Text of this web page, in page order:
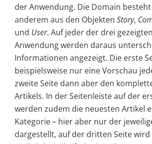
der Anwendung. Die Domain
anderem aus den Objekten Story,
und User. Auf jeder der drei
Anwendung werden daraus
Informationen angezeigt. Die erste
beispielsweise nur eine Vorschau
zweite Seite dann aber den
Artikels. In der Seitenleiste auf der
werden zudem die neuesten Artikel
Kategorie – hier aber nur der
dargestellt, auf der dritten Seite